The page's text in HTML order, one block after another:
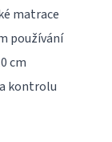
matrace
používání
cm
kontrolu